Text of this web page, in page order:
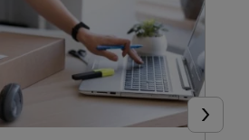
Næste